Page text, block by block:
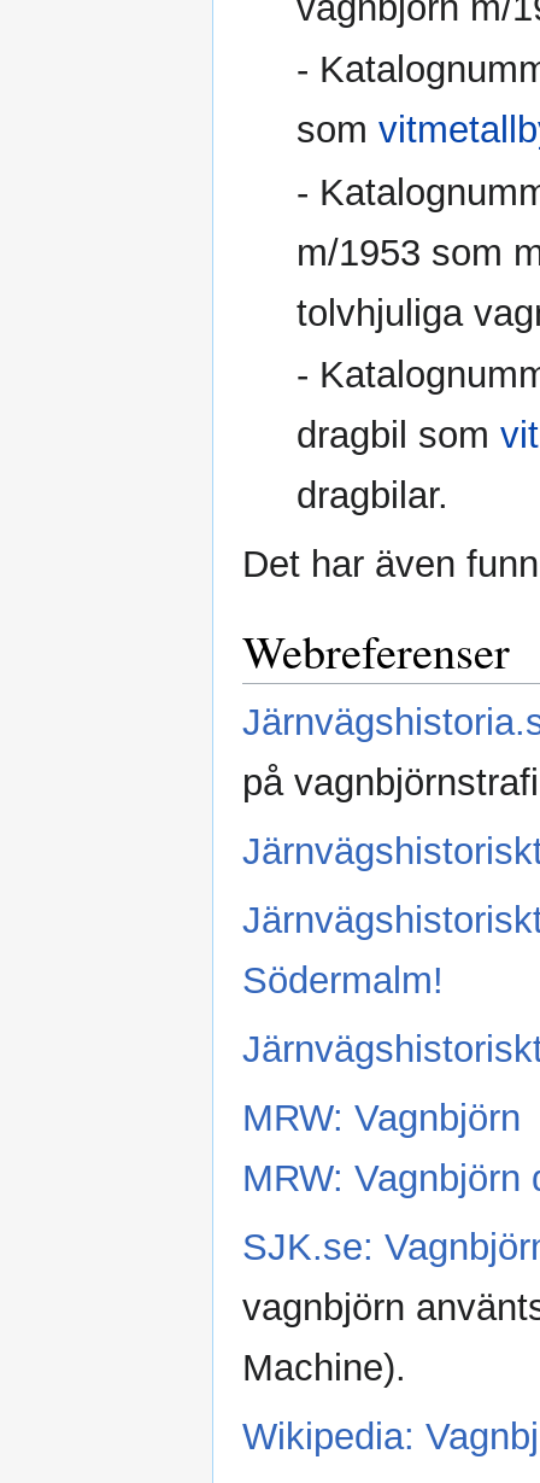
-
som
-
m/1953 som
tolvhjuliga
-
dragbil som
dragbilar.
Det har även
Webreferenser
på
Södermalm!
MRW: Vagnbjörn
MRW: Vagnbjörn
SJK.se:
vagnbjörn
Machine).
Wikipedia: